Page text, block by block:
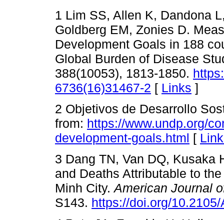
1 Lim SS, Allen K, Dandona
Goldberg EM, Zonies D.
Development Goals in 188
Global Burden of Disease
388(10053), 1813-1850.
6736(16)31467-2 [ Links ]
2 Objetivos de Desarrollo
from: https://www.undp.org/
development-goals.html [
3 Dang TN, Van DQ, Kusaka
and Deaths Attributable to
Minh City.American Journal
S143. https://doi.org/